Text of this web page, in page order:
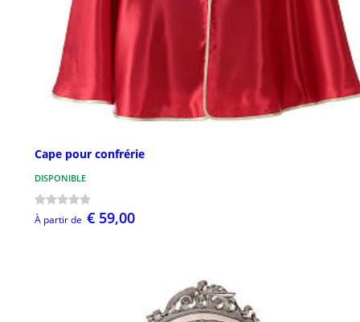
Cape pour confrérie
DISPONIBLE
À partir de € 59,00